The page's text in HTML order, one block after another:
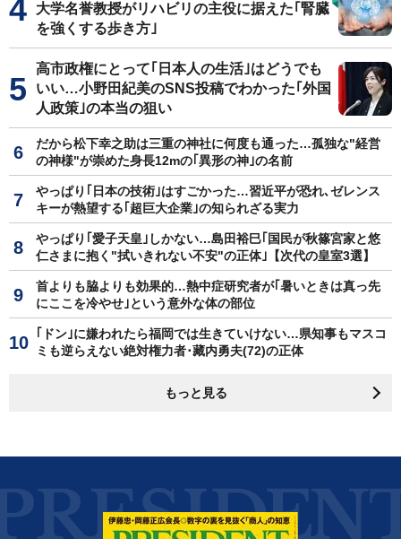
大学名誉教授がリハビリの主役に据えた｢腎臓
を強くする歩き方｣
高市政権にとって｢日本人の生活｣はどうでも
いい…小野田紀美のSNS投稿でわかった｢外国
人政策｣の本当の狙い
だから松下幸之助は三重の神社に何度も通った…孤独な"経営
の神様"が崇めた身長12mの｢異形の神｣の名前
やっぱり｢日本の技術｣はすごかった…習近平が恐れ､ゼレンス
キーが熱望する｢超巨大企業｣の知られざる実力
やっぱり｢愛子天皇｣しかない…島田裕巳｢国民が秋篠宮家と悠
仁さまに抱く"拭いきれない不安"の正体｣【次代の皇室3選】
首よりも脇よりも効果的…熱中症研究者が｢暑いときは真っ先
にここを冷やせ｣という意外な体の部位
｢ドン｣に嫌われたら福岡では生きていけない…県知事もマスコ
ミも逆らえない絶対権力者･藏内勇夫(72)の正体
もっと見る